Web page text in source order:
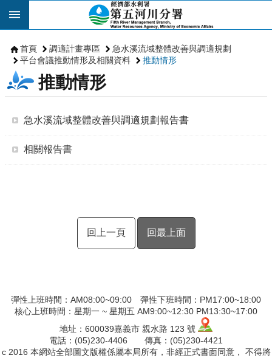
跳到主要內容區塊
首頁 調適計畫專區
急水溪流域整體改善與調適規劃
平台會議推動情形及相關資料
推動情形
推動情形
急水溪流域整體改善與調適規劃報告書
相關報告書
回上一頁 回最上面
彈性上班時間：AM08:00~09:00 彈性下班時間：PM17:00~18:00
核心上班時間：星期一 ~ 星期五 AM9:00~12:30 PM13:30~17:00
地址：600039嘉義市 親水路 123 號
電話：(05)230-4406 傳真：(05)230-4421
c 2016 本網站全部圖文版權係屬本局所有，非經正式書面同意， 不得將